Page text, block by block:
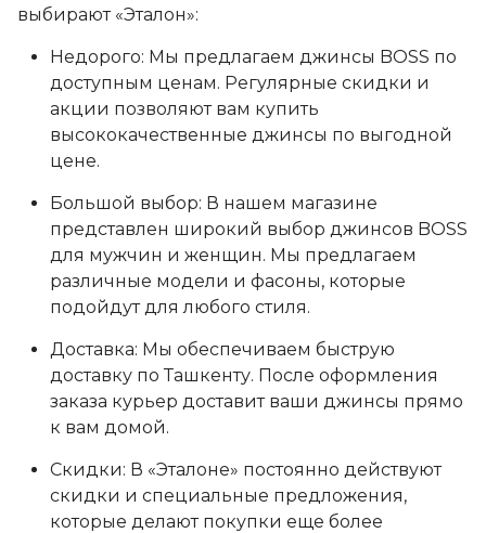
выбирают «Эталон»:
Недорого: Мы предлагаем джинсы BOSS по
доступным ценам. Регулярные скидки и
акции позволяют вам купить
высококачественные джинсы по выгодной
цене.
Большой выбор: В нашем магазине
представлен широкий выбор джинсов BOSS
для мужчин и женщин. Мы предлагаем
различные модели и фасоны, которые
подойдут для любого стиля.
Доставка: Мы обеспечиваем быструю
доставку по Ташкенту. После оформления
заказа курьер доставит ваши джинсы прямо
к вам домой.
Скидки: В «Эталоне» постоянно действуют
скидки и специальные предложения,
которые делают покупки еще более